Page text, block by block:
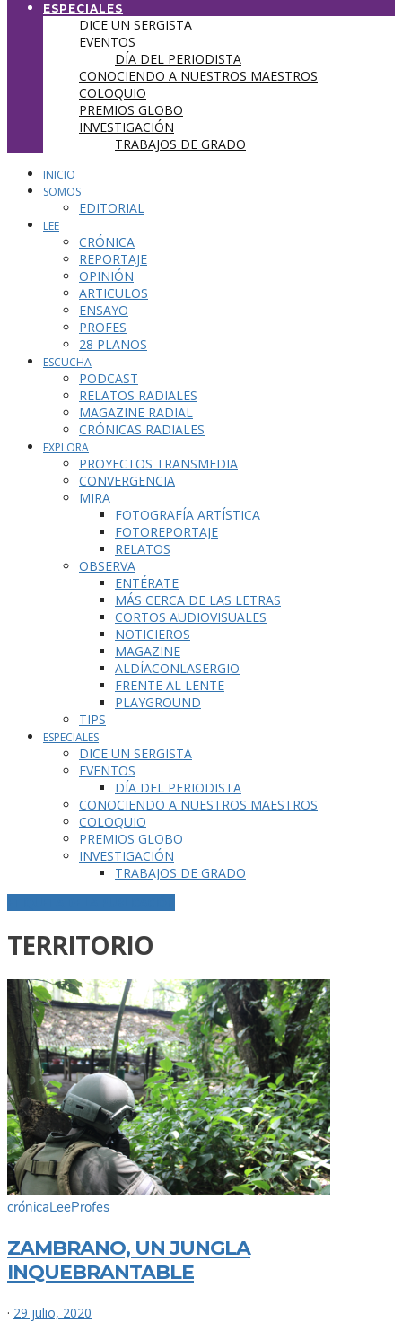
ESPECIALES
DICE UN SERGISTA
EVENTOS
DÍA DEL PERIODISTA
CONOCIENDO A NUESTROS MAESTROS
COLOQUIO
PREMIOS GLOBO
INVESTIGACIÓN
TRABAJOS DE GRADO
INICIO
SOMOS
EDITORIAL
LEE
CRÓNICA
REPORTAJE
OPINIÓN
ARTICULOS
ENSAYO
PROFES
28 PLANOS
ESCUCHA
PODCAST
RELATOS RADIALES
MAGAZINE RADIAL
CRÓNICAS RADIALES
EXPLORA
PROYECTOS TRANSMEDIA
CONVERGENCIA
MIRA
FOTOGRAFÍA ARTÍSTICA
FOTOREPORTAJE
RELATOS
OBSERVA
ENTÉRATE
MÁS CERCA DE LAS LETRAS
CORTOS AUDIOVISUALES
NOTICIEROS
MAGAZINE
ALDÍACONLASERGIO
FRENTE AL LENTE
PLAYGROUND
TIPS
ESPECIALES
DICE UN SERGISTA
EVENTOS
DÍA DEL PERIODISTA
CONOCIENDO A NUESTROS MAESTROS
COLOQUIO
PREMIOS GLOBO
INVESTIGACIÓN
TRABAJOS DE GRADO
TERRITORIO
crónicaLeeProfes
ZAMBRANO, UN JUNGLA
INQUEBRANTABLE
· 29 julio, 2020